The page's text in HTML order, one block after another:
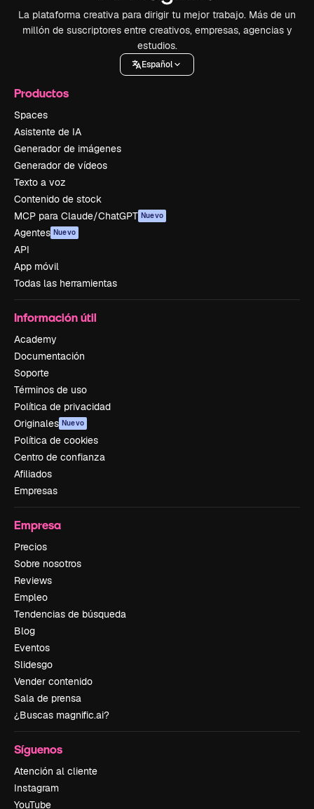
La plataforma creativa para dirigir tu mejor trabajo. Más de un
millón de suscriptores entre creativos, empresas, agencias y
estudios.
Español
Productos
Spaces
Asistente de IA
Generador de imágenes
Generador de vídeos
Texto a voz
Contenido de stock
MCP para Claude/ChatGPT Nuevo
Agentes Nuevo
API
App móvil
Todas las herramientas
Información útil
Academy
Documentación
Soporte
Términos de uso
Política de privacidad
Originales Nuevo
Política de cookies
Centro de confianza
Afiliados
Empresas
Empresa
Precios
Sobre nosotros
Reviews
Empleo
Tendencias de búsqueda
Blog
Eventos
Slidesgo
Vender contenido
Sala de prensa
¿Buscas magnific.ai?
Síguenos
Atención al cliente
Instagram
YouTube